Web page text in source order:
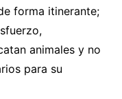
forma itinerante;
animales y no
para su